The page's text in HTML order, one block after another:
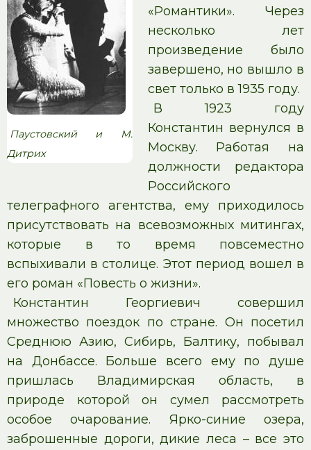
Паустовский и М.
Дитрих
«Романтики». Через
несколько лет
произведение было
завершено, но вышло в
свет только в 1935 году.
В 1923 году
Константин вернулся в
Москву. Работая на
должности редактора
Российского
телеграфного агентства, ему приходилось
присутствовать на всевозможных митингах,
которые в то время повсеместно
вспыхивали в столице. Этот период вошел в
его роман «Повесть о жизни».
Константин Георгиевич совершил
множество поездок по стране. Он посетил
Среднюю Азию, Сибирь, Балтику, побывал
на Донбассе. Больше всего ему по душе
пришлась Владимирская область, в
природе которой он сумел рассмотреть
особое очарование. Ярко-синие озера,
заброшенные дороги, дикие леса – все это